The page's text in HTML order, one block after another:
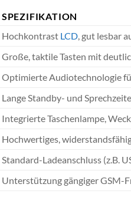
SPEZIFIKATION
Hochkontrast LCD, gut lesbar
Große, taktile Tasten mit
Optimierte Audiotechnologie
Lange Standby- und
Integrierte Taschenlampe,
Hochwertiges,
Standard-Ladeanschluss (z.B.
Unterstützung gängiger GSM-